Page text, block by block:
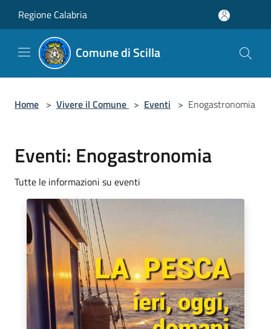
Regione Calabria
Comune di Scilla
Home > Vivere il Comune > Eventi > Enogastronomia
Eventi: Enogastronomia
Tutte le informazioni su eventi